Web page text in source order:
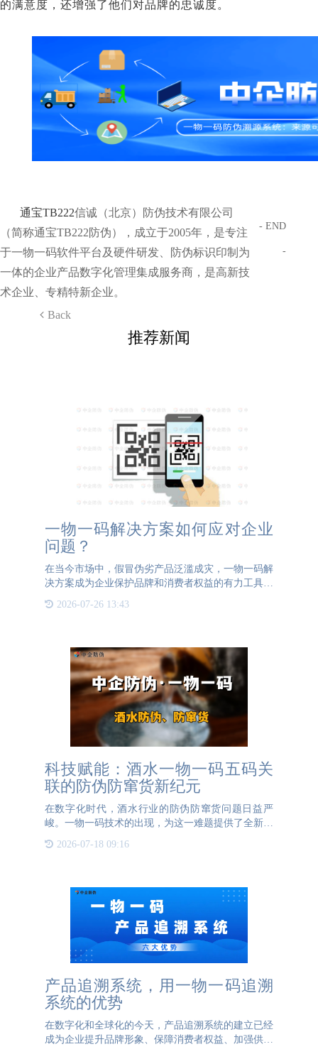
的满意度，还增强了他们对品牌的忠诚度。
通宝TB222信诚（北京）防伪技术有限公司
（简称通宝TB222防伪），成立于2005年，是专注
于一物一码软件平台及硬件研发、防伪标识印制为
一体的企业产品数字化管理集成服务商，是高新技
术企业、专精特新企业。
Back
- END
-
推荐新闻
一物一码解决方案如何应对企业
问题？
在当今市场中，假冒伪劣产品泛滥成灾，一物一码解
决方案成为企业保护品牌和消费者权益的有力工具。
验，为企业提供定制化的一物一码解决方案，帮助企
2026-07-26 13:43
科技赋能：酒水一物一码五码关
联的防伪防窜货新纪元
在数字化时代，酒水行业的防伪防窜货问题日益严
峻。一物一码技术的出现，为这一难题提供了全新的
解决方案。五码关联，作为一物一码技术的核心，通
过将产品码、批次码、生产日期码、防伪码和物流码
2026-07-18 09:16
产品追溯系统，用一物一码追溯
系统的优势
在数字化和全球化的今天，产品追溯系统的建立已经
成为企业提升品牌形象、保障消费者权益、加强供应